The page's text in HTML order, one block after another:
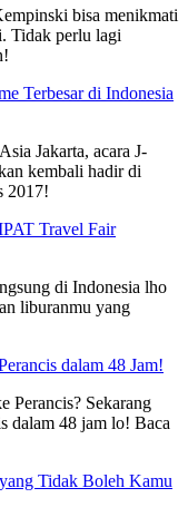
bisa menikmati
Tidak perlu lagi
Terbesar di Indonesia
Jakarta, acara J-
kembali hadir di
2017!
Travel Fair
di Indonesia lho
liburanmu yang
dalam 48 Jam!
Perancis? Sekarang
dalam 48 jam lo! Baca
Tidak Boleh Kamu